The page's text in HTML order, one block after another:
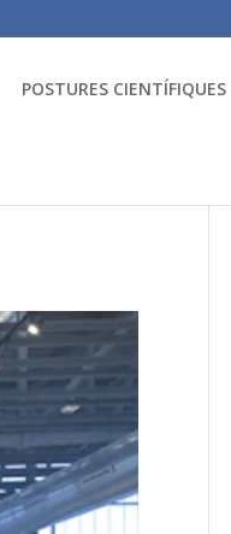
POSTURES CIENTÍFIQUES